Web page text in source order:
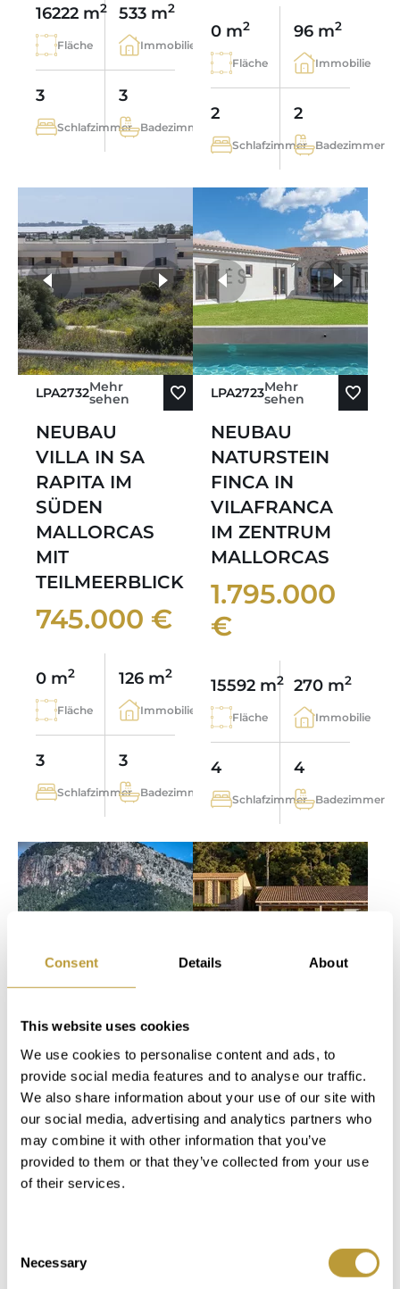
Consent Details About
This website uses cookies
We use cookies to personalise content and ads, to
provide social media features and to analyse our traffic.
We also share information about your use of our site with
our social media, advertising and analytics partners who
may combine it with other information that you’ve
provided to them or that they’ve collected from your use
of their services.
Selection
Necessary
16222 m2
Fläche
533 m2
Immobilie
3
Schlafzimmer
3
Badezimmer
0 m2
Fläche
96 m2
Immobilie
2
Schlafzimmer
2
Badezimmer
LPA2732Mehr
sehen
NEUBAU
VILLA IN SA
RAPITA IM
SÜDEN
MALLORCAS
MIT
TEILMEERBLICK
745.000 €
0 m2
Fläche
126 m2
Immobilie
3
Schlafzimmer
3
Badezimmer
weitere Fotos
LPA2723Mehr
sehen
NEUBAU
NATURSTEIN
FINCA IN
VILAFRANCA
IM ZENTRUM
MALLORCAS
1.795.000
€
15592 m2
Fläche
270 m2
Immobilie
4
Schlafzimmer
4
Badezimmer
sehen
GROSSE STEIN
FINCA IN
ALARÓ MIT
TRAMUNTANA
BLICK UND
LBU2724 sehen
NEUBAU
FINCA IN
BUNYOLA MIT
POOL